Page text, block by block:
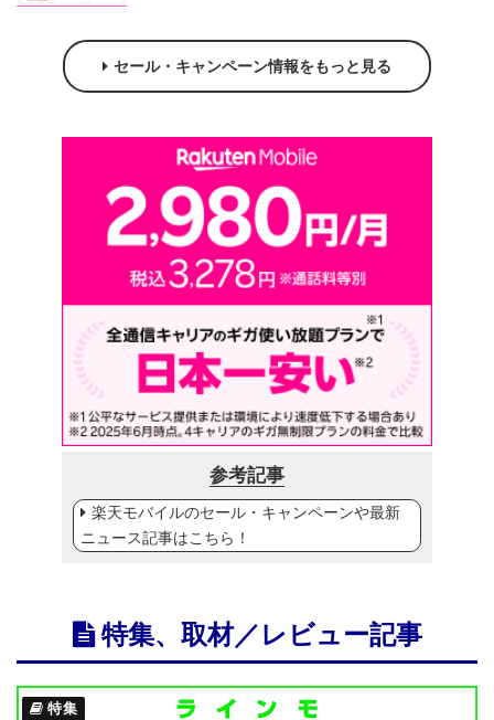
セール・キャンペーン情報をもっと見る
参考記事
楽天モバイルのセール・キャンペーンや最新
ニュース記事はこちら！
特集、取材／レビュー記事
特集